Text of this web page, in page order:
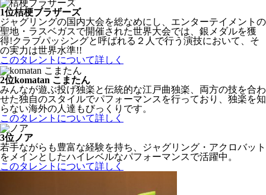
1位桔梗ブラザーズ
ジャグリングの国内大会を総なめにし、エンターテイメントの
聖地・ラスベガスで開催された世界大会では、銀メダルを獲
得!クラブパッシングと呼ばれる２人で行う演技において、そ
の実力は世界水準!!
このタレントについて詳しく
2位komatan こまたん
みんなが遊ぶ投げ独楽と伝統的な江戸曲独楽、両方の技を合わ
せた独自のスタイルでパフォーマンスを行っており、独楽を知
らない海外の人達もびっくりです。
このタレントについて詳しく
3位 ノア
若手ながらも豊富な経験を持ち、ジャグリング・アクロバット
をメインとしたハイレベルなパフォーマンスで活躍中。
このタレントについて詳しく